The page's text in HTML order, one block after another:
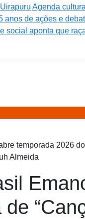
Agenda
anos de ações e
social aponta que
Almeida